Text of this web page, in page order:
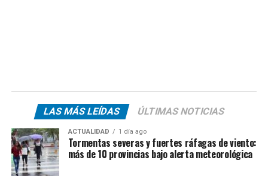
LAS MÁS LEÍDAS ÚLTIMAS NOTICIAS
ACTUALIDAD 1 día ago
Tormentas severas y fuertes ráfagas de viento:
más de 10 provincias bajo alerta meteorológica